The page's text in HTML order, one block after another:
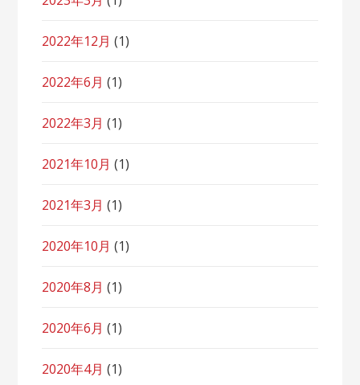
2022年12月 (1)
2022年6月 (1)
2022年3月 (1)
2021年10月 (1)
2021年3月 (1)
2020年10月 (1)
2020年8月 (1)
2020年6月 (1)
2020年4月 (1)